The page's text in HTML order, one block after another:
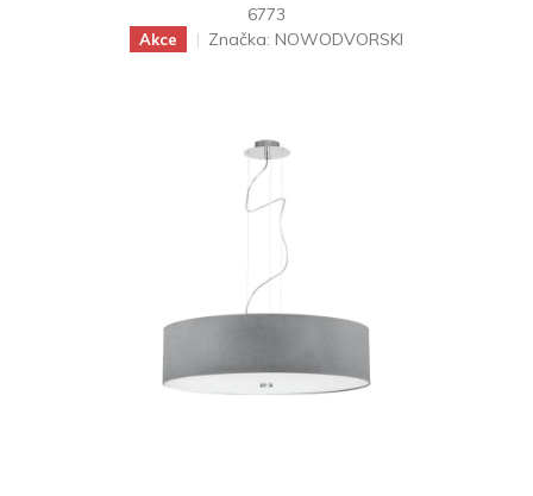
6773
Akce Značka: NOWODVORSKI